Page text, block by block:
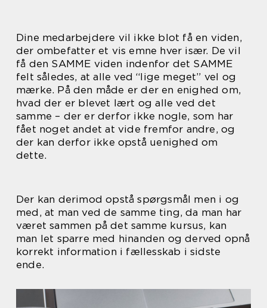
Dine medarbejdere vil ikke blot få en viden,
der ombefatter et vis emne hver især. De vil
få den SAMME viden indenfor det SAMME
felt således, at alle ved “lige meget” vel og
mærke. På den måde er der en enighed om,
hvad der er blevet lært og alle ved det
samme – der er derfor ikke nogle, som har
fået noget andet at vide fremfor andre, og
der kan derfor ikke opstå uenighed om
dette.
Der kan derimod opstå spørgsmål men i og
med, at man ved de samme ting, da man har
været sammen på det samme kursus, kan
man let sparre med hinanden og derved opnå
korrekt information i fællesskab i sidste
ende.